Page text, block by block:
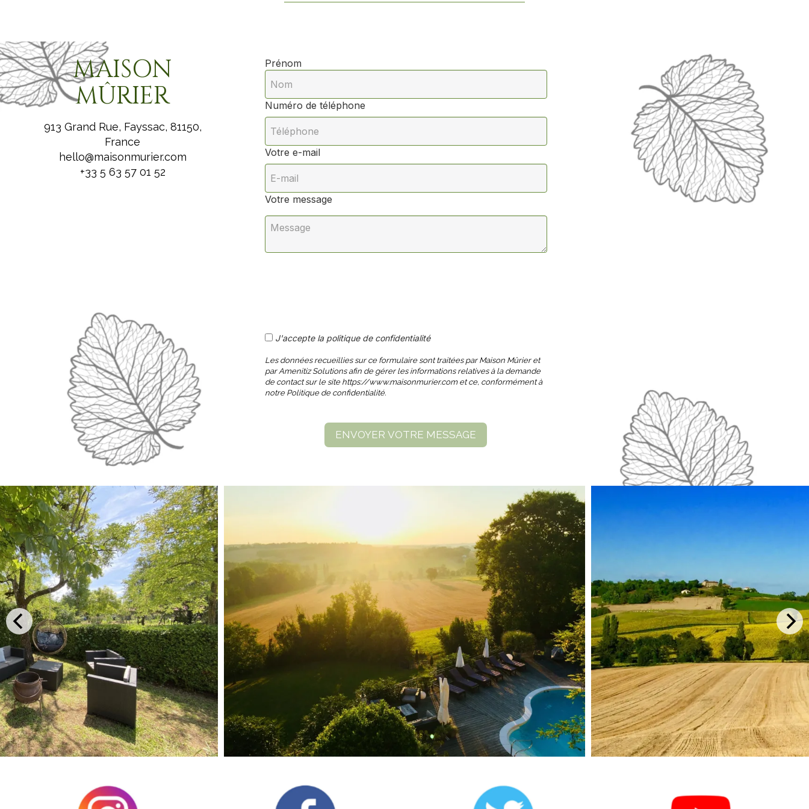
MAISON
MÛRIER
913 Grand Rue, Fayssac, 81150,
France
hello@maisonmurier.com
+33 5 63 57 01 52
Prénom
Numéro de téléphone
Votre e-mail
Votre message
J'accepte la politique de confidentialité
Les données recueillies sur ce formulaire sont traitées par Maison Mûrier et
par Amenitiz Solutions afin de gérer les informations relatives à la demande
de contact sur le site https://www.maisonmurier.com et ce, conformément à
notre Politique de confidentialité.